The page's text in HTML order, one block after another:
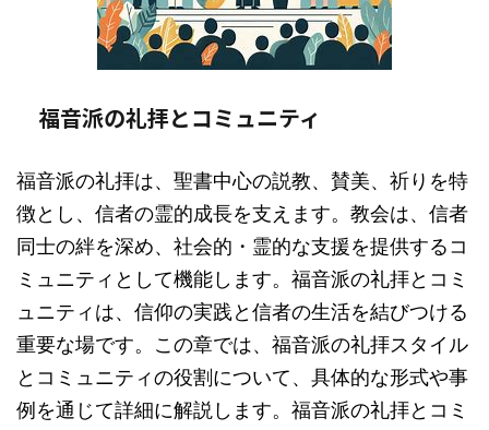
福音派の礼拝とコミュニティ
福音派の礼拝は、聖書中心の説教、賛美、祈りを特
徴とし、信者の霊的成長を支えます。教会は、信者
同士の絆を深め、社会的・霊的な支援を提供するコ
ミュニティとして機能します。福音派の礼拝とコミ
ュニティは、信仰の実践と信者の生活を結びつける
重要な場です。この章では、福音派の礼拝スタイル
とコミュニティの役割について、具体的な形式や事
例を通じて詳細に解説します。福音派の礼拝とコミ